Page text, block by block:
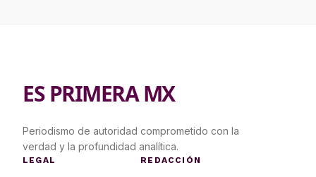
ES PRIMERA MX
Periodismo de autoridad comprometido con la
verdad y la profundidad analítica.
LEGAL REDACCIÓN